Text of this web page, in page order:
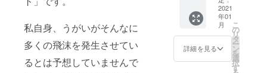
私自身、うがいがそんなに
多くの飛沫を発生させてい
るとは予想していませんで
2005年4月
有限会社
行動医科学
研究所
（現 有限
には欠
けます
が、む
せるこ
ともな
人工香
料、酸
化防止
剤など
一切不
クレパ
ス柄水
性ネイ
ルなら
ではの
発色と
塗り心
2021
年01
月
詳細を見る
こ
の
リ
タ
ー
ン
を
選
択
す